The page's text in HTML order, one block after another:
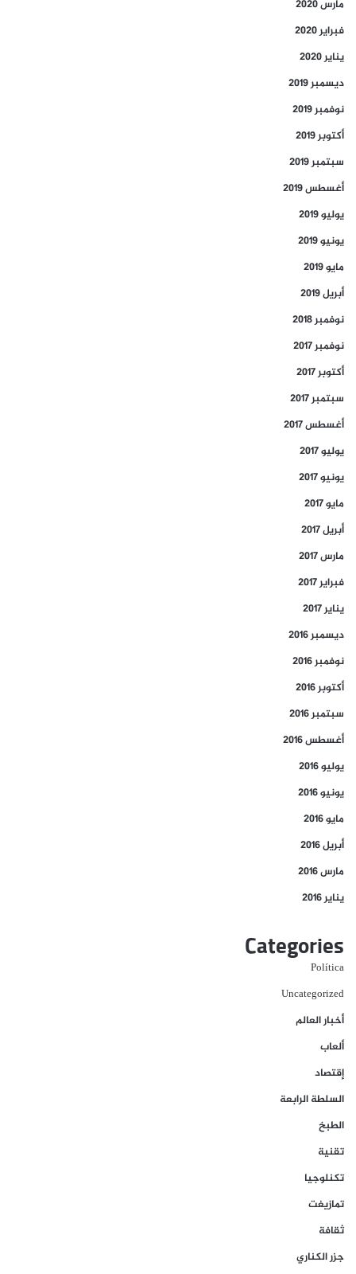
مارس 2020
فبراير 2020
يناير 2020
ديسمبر 2019
نوفمبر 2019
أكتوبر 2019
سبتمبر 2019
أغسطس 2019
يوليو 2019
يونيو 2019
مايو 2019
أبريل 2019
نوفمبر 2018
نوفمبر 2017
أكتوبر 2017
سبتمبر 2017
أغسطس 2017
يوليو 2017
يونيو 2017
مايو 2017
أبريل 2017
مارس 2017
فبراير 2017
يناير 2017
ديسمبر 2016
نوفمبر 2016
أكتوبر 2016
سبتمبر 2016
أغسطس 2016
يوليو 2016
يونيو 2016
مايو 2016
أبريل 2016
مارس 2016
يناير 2016
Categories
Política
Uncategorized
أخبار العالم
ألعاب
إقتصاد
السلطة الرابعة
الطبخ
تقنية
تكنلوجيا
تمازيغت
ثقافة
جزر الكناري